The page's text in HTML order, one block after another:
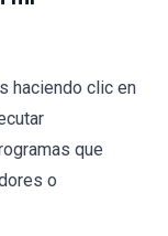
haciendo clic en
que
o